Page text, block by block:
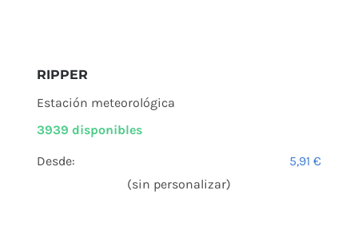
RIPPER
Estación meteorológica
3939 disponibles
Desde: 5,91€
(sin personalizar)